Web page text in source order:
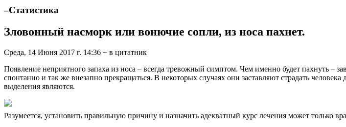
–Статистика
Зловонный насморк или вонючие сопли, из носа пахнет.
Среда, 14 Июня 2017 г. 14:36 + в цитатник
Появление неприятного запаха из носа – всегда тревожный симптом. Чем именно будет пахнуть –
спонтанно и так же внезапно прекращаться. В некоторых случаях они заставляют страдать
выделения являются.
Разумеется, установить правильную причину и назначить адекватный курс лечения может только